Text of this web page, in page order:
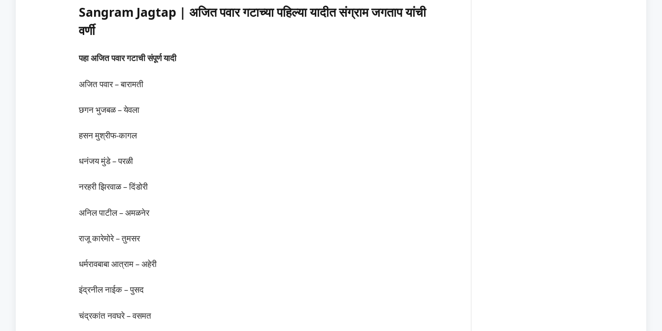
Sangram Jagtap | अजित पवार गटाच्या पहिल्या यादीत संग्राम जगताप यांची
वर्णी
पहा अजित पवार गटाची संपूर्ण यादी
अजित पवार – बारामती
छगन भुजबळ – येवला
हसन मुश्रीफ-कागल
धनंजय मुंडे – परळी
नरहरी झिरवाळ – दिंडोरी
अनिल पाटील – अमळनेर
राजू कारेमोरे – तुमसर
धर्मरावबाबा आत्राम – अहेरी
इंद्रनील नाईक – पुसद
चंद्रकांत नवघरे – वसमत